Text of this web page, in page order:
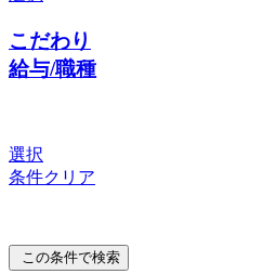
こだわり
給与/職種
選択
条件クリア
この条件で検索